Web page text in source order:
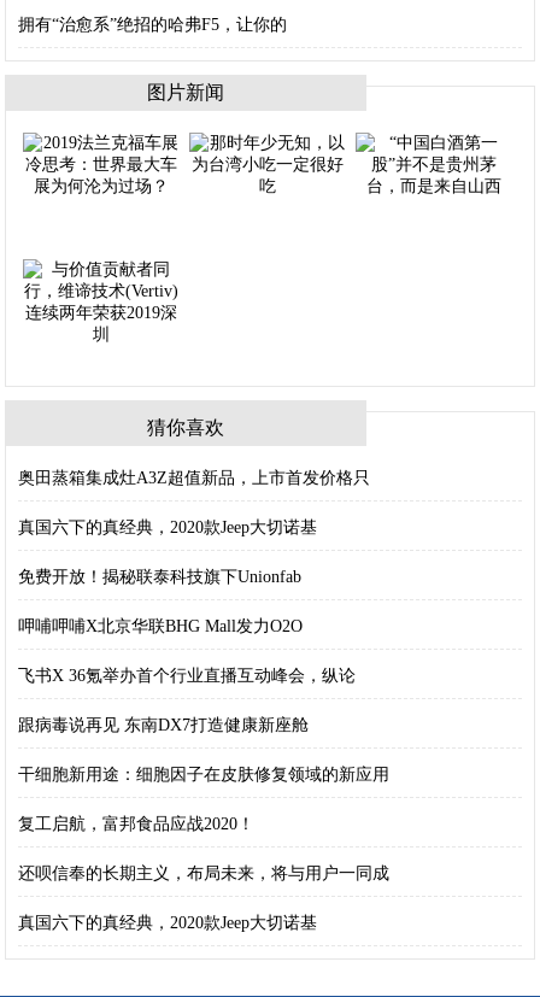
拥有“治愈系”绝招的哈弗F5，让你的
图片新闻
猜你喜欢
奥田蒸箱集成灶A3Z超值新品，上市首发价格只
真国六下的真经典，2020款Jeep大切诺基
免费开放！揭秘联泰科技旗下Unionfab
呷哺呷哺X北京华联BHG Mall发力O2O
飞书X 36氪举办首个行业直播互动峰会，纵论
跟病毒说再见 东南DX7打造健康新座舱
干细胞新用途：细胞因子在皮肤修复领域的新应用
复工启航，富邦食品应战2020！
还呗信奉的长期主义，布局未来，将与用户一同成
真国六下的真经典，2020款Jeep大切诺基